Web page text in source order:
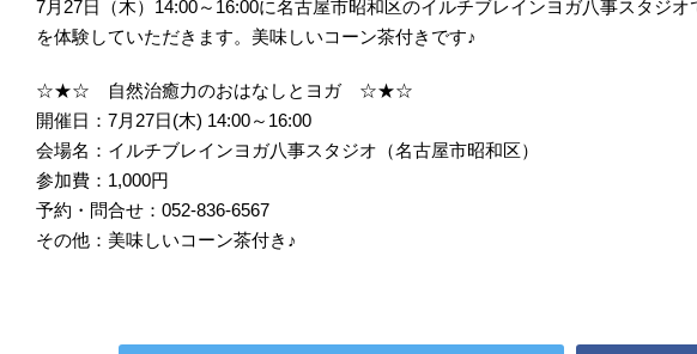
7月27日（木）14:00～16:00に名古屋市昭和区のイルチブレインヨガ八事スタジ
を体験していただきます。美味しいコーン茶付きです♪
☆★☆ 自然治癒力のおはなしとヨガ ☆★☆
開催日：7月27日(木) 14:00～16:00
会場名：イルチブレインヨガ八事スタジオ（名古屋市昭和区）
参加費：1,000円
予約・問合せ：052-836-6567
その他：美味しいコーン茶付き♪